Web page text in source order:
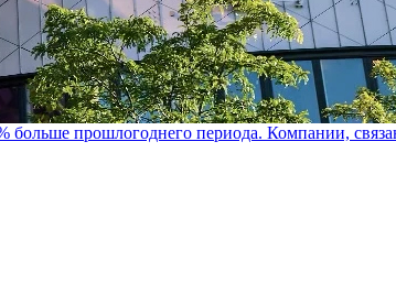
прошлогоднего периода. Компании,